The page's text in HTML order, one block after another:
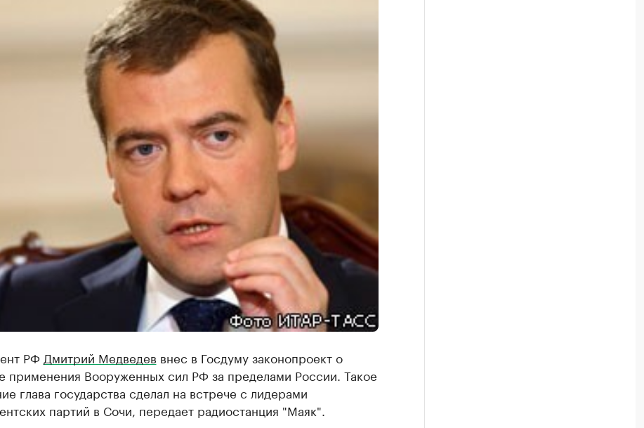
РФ Дмитрий Медведев внес в Госдуму законопроект о
применения Вооруженных сил РФ за пределами России. Такое
глава государства сделал на встрече с лидерами
партий в Сочи, передает радиостанция "Маяк".